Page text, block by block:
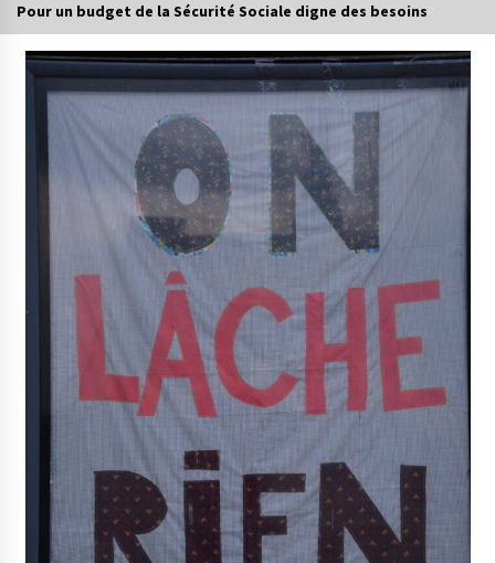
Pour un budget de la Sécurité Sociale digne des besoins